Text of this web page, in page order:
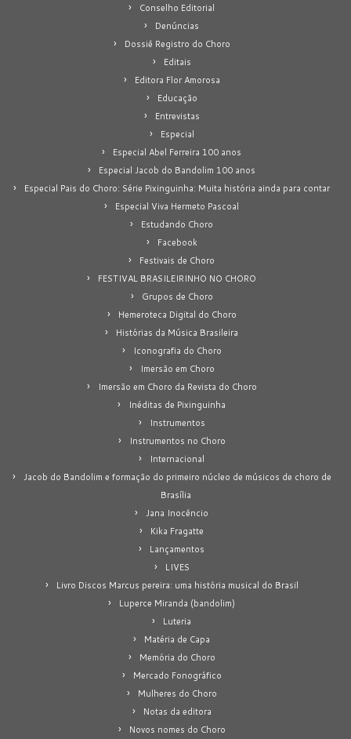
Conselho Editorial
Denúncias
Dossiê Registro do Choro
Editais
Editora Flor Amorosa
Educação
Entrevistas
Especial
Especial Abel Ferreira 100 anos
Especial Jacob do Bandolim 100 anos
Especial Pais do Choro: Série Pixinguinha: Muita história ainda para contar
Especial Viva Hermeto Pascoal
Estudando Choro
Facebook
Festivais de Choro
FESTIVAL BRASILEIRINHO NO CHORO
Grupos de Choro
Hemeroteca Digital do Choro
Histórias da Música Brasileira
Iconografia do Choro
Imersão em Choro
Imersão em Choro da Revista do Choro
Inéditas de Pixinguinha
Instrumentos
Instrumentos no Choro
Internacional
Jacob do Bandolim e formação do primeiro núcleo de músicos de choro de
Brasília
Jana Inocêncio
Kika Fragatte
Lançamentos
LIVES
Livro Discos Marcus pereira: uma história musical do Brasil
Luperce Miranda (bandolim)
Luteria
Matéria de Capa
Memória do Choro
Mercado Fonográfico
Mulheres do Choro
Notas da editora
Novos nomes do Choro